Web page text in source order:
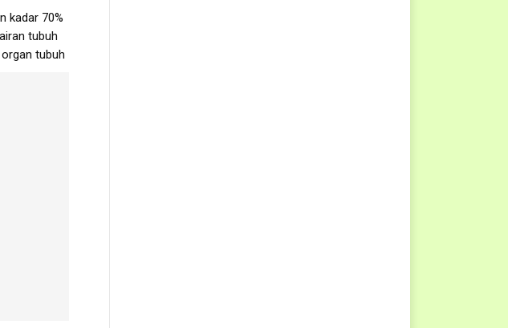
kadar 70%
tubuh
tubuh